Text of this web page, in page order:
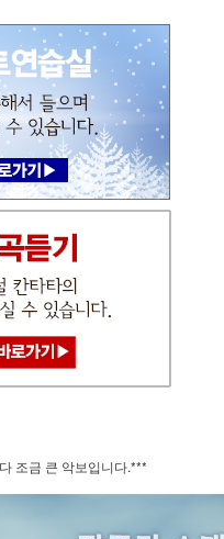
조금 큰 악보입니다.***